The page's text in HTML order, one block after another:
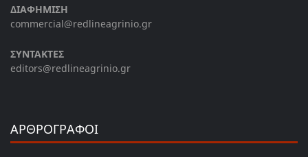
ΔΙΑΦΗΜΙΣΗ
commercial@redlineagrinio.gr
ΣΥΝΤΑΚΤΕΣ
editors@redlineagrinio.gr
ΑΡΘΡΟΓΡΑΦΟΙ